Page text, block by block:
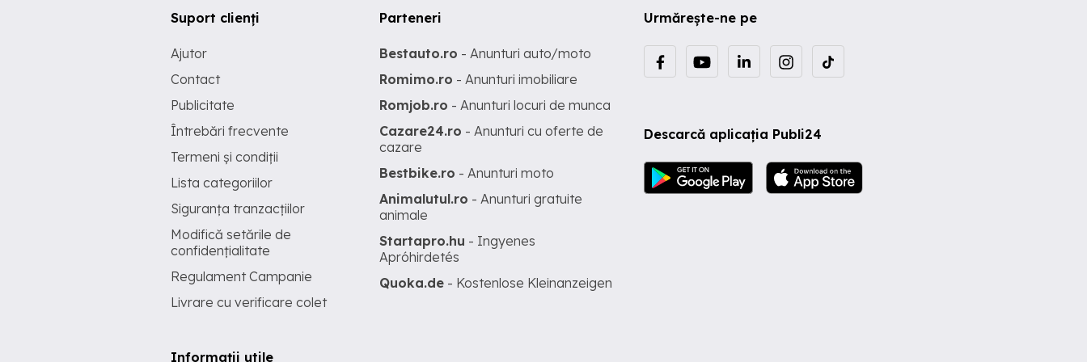
Urmărește-ne pe
Descarcă aplicația Publi24
Suport clienți
Ajutor
Contact
Publicitate
Întrebări frecvente
Termeni și condiții
Lista categoriilor
Siguranța tranzacțiilor
Modifică setările de
confidențialitate
Regulament Campanie
Livrare cu verificare colet
Informații utile
Parteneri
Bestauto.ro - Anunturi auto/moto
Romimo.ro - Anunturi imobiliare
Romjob.ro - Anunturi locuri de munca
Cazare24.ro - Anunturi cu oferte de
cazare
Bestbike.ro - Anunturi moto
Animalutul.ro - Anunturi gratuite
animale
Startapro.hu - Ingyenes
Apróhirdetés
Quoka.de - Kostenlose Kleinanzeigen